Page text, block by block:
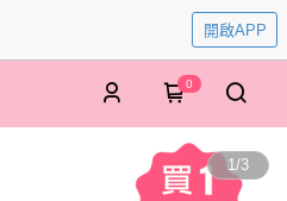
開啟APP
0
1/3